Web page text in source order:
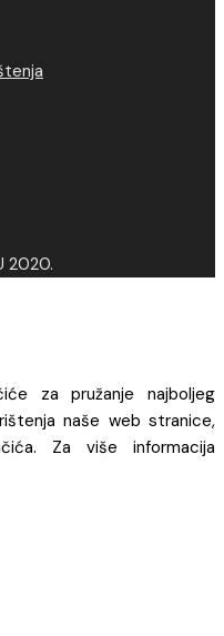
2020.
za pružanje najboljeg
naše web stranice,
Za više informacija